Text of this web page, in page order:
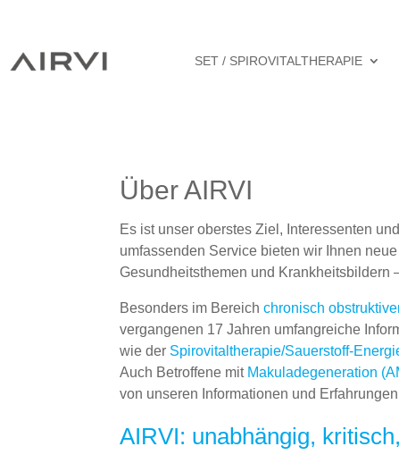
SET / SPIROVITALTHERAPIE
Über AIRVI
Es ist unser oberstes Ziel, Interessenten
umfassenden Service bieten wir Ihnen
Gesundheitsthemen und Krankheitsbildern
Besonders im Bereichchronisch
vergangenen 17 Jahren umfangreiche
wie der Spirovitaltherapie/Sauerstoff-
Auch Betroffene mit Makuladegeneration
von unseren Informationen und
AIRVI: unabhängig,